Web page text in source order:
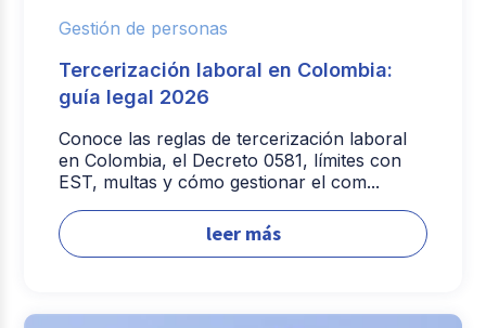
Gestión de personas
Tercerización laboral en Colombia:
guía legal 2026
Conoce las reglas de tercerización laboral
en Colombia, el Decreto 0581, límites con
EST, multas y cómo gestionar el com...
leer más